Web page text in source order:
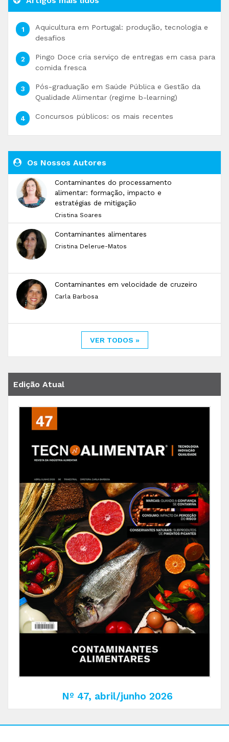
Aquicultura em Portugal: produção, tecnologia e
desafios
Pingo Doce cria serviço de entregas em casa para
comida fresca
Pós-graduação em Saúde Pública e Gestão da
Qualidade Alimentar (regime b-learning)
Concursos públicos: os mais recentes
Os Nossos Autores
Contaminantes do processamento
alimentar: formação, impacto e
estratégias de mitigação
Cristina Soares
Contaminantes alimentares
Cristina Delerue-Matos
Contaminantes em velocidade de cruzeiro
Carla Barbosa
VER TODOS »
Edição Atual
Nº 47, abril/junho 2026